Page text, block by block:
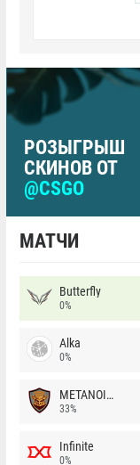
РОЗЫГРЫШ
СКИНОВ ОТ
@CSGO
МАТЧИ
Butterfly
0%
Alka
0%
METANOIA Wolves
33%
Infinite
0%